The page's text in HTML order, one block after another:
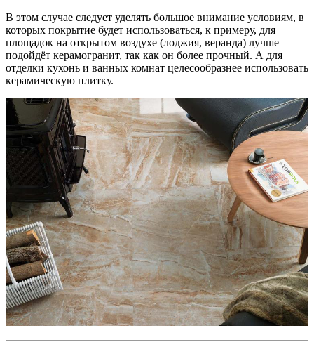
В этом случае следует уделять большое внимание условиям, в
которых покрытие будет использоваться, к примеру, для
площадок на открытом воздухе (лоджия, веранда) лучше
подойдёт керамогранит, так как он более прочный. А для
отделки кухонь и ванных комнат целесообразнее использовать
керамическую плитку.